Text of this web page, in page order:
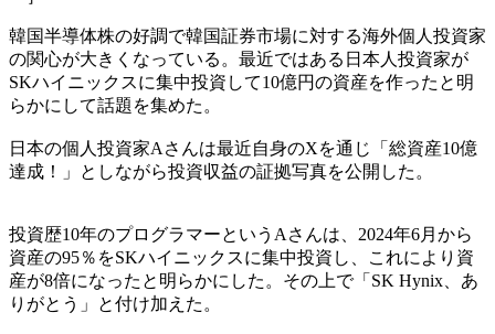
韓国半導体株の好調で韓国証券市場に対する海外個人投資家
の関心が大きくなっている。最近ではある日本人投資家が
SKハイニックスに集中投資して10億円の資産を作ったと明
らかにして話題を集めた。
日本の個人投資家Aさんは最近自身のXを通じ「総資産10億
達成！」としながら投資収益の証拠写真を公開した。
投資歴10年のプログラマーというAさんは、2024年6月から
資産の95％をSKハイニックスに集中投資し、これにより資
産が8倍になったと明らかにした。その上で「SK Hynix、あ
りがとう」と付け加えた。